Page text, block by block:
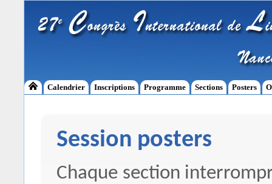
Calendrier Inscriptions Programme Sections Posters
Session posters
Chaque section